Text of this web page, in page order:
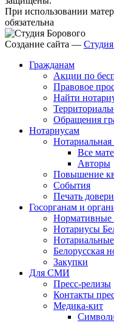
При использовании
обязательна
Создание сайта —
Гражданам
Акции по
Правовое
Найти
Обращения
Нотариусам
Нотариальная
Все
Авторы
Повышение
События
Печать
Госорганам и
Нормативные
Нотариусы
Белорусская
Закупки
Для СМИ
Пресс-релизы
Контакты
Медика-кит